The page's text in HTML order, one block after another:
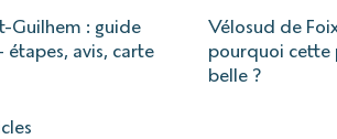
Guilhem : guide
avis, carte
Vélosud de
pourquoi cette
belle ?